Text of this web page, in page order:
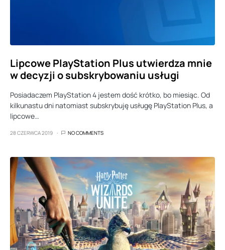
Lipcowe PlayStation Plus utwierdza mnie
w decyzji o subskrybowaniu usługi
Posiadaczem PlayStation 4 jestem dość krótko, bo miesiąc. Od
kilkunastu dni natomiast subskrybuję usługę PlayStation Plus, a
lipcowe…
28 CZERWCA 2019 NO COMMENTS